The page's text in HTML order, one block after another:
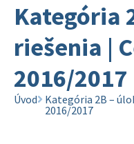
Kategória
riešenia |
2016/2017
Úvod
Kategória 2B –
2016/2017